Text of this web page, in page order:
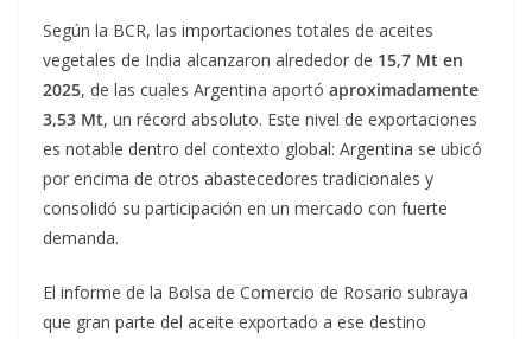
Según la BCR, las importaciones totales de aceites
vegetales de India alcanzaron alrededor de 15,7 Mt en
2025, de las cuales Argentina aportó aproximadamente
3,53 Mt, un récord absoluto. Este nivel de exportaciones
es notable dentro del contexto global: Argentina se ubicó
por encima de otros abastecedores tradicionales y
consolidó su participación en un mercado con fuerte
demanda.
El informe de la Bolsa de Comercio de Rosario subraya
que gran parte del aceite exportado a ese destino